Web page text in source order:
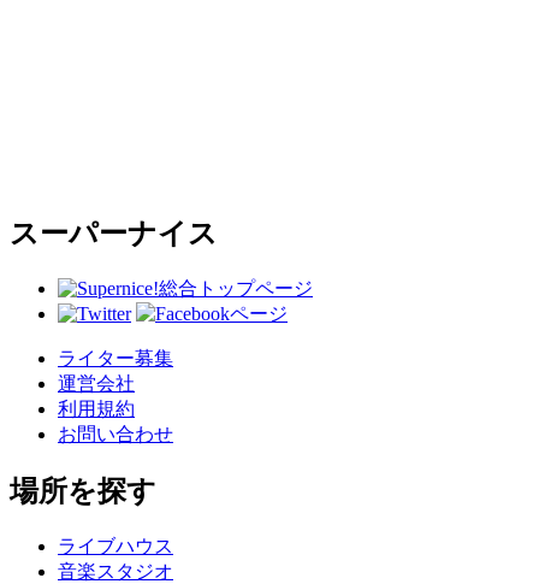
スーパーナイス
総合トップページ
ライター募集
運営会社
利用規約
お問い合わせ
場所を探す
ライブハウス
音楽スタジオ